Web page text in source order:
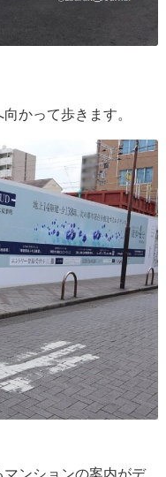
かって歩きます。